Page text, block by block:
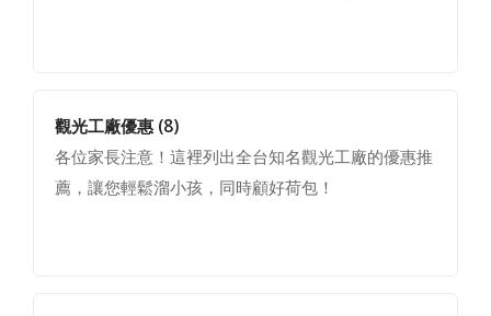
觀光工廠優惠 (8)
各位家長注意！這裡列出全台知名觀光工廠的優惠推
薦，讓您輕鬆溜小孩，同時顧好荷包！